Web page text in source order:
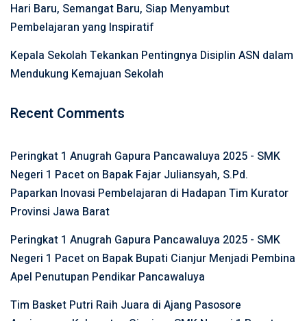
Hari Baru, Semangat Baru, Siap Menyambut
Pembelajaran yang Inspiratif
Kepala Sekolah Tekankan Pentingnya Disiplin ASN dalam
Mendukung Kemajuan Sekolah
Recent Comments
Peringkat 1 Anugrah Gapura Pancawaluya 2025 - SMK
Negeri 1 Pacet on Bapak Fajar Juliansyah, S.Pd.
Paparkan Inovasi Pembelajaran di Hadapan Tim Kurator
Provinsi Jawa Barat
Peringkat 1 Anugrah Gapura Pancawaluya 2025 - SMK
Negeri 1 Pacet on Bapak Bupati Cianjur Menjadi Pembina
Apel Penutupan Pendikar Pancawaluya
Tim Basket Putri Raih Juara di Ajang Pasosore